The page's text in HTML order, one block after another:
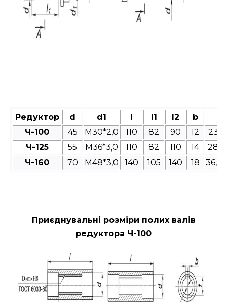
Редуктор d d1 l l1 l2 b
Ч-100
45 M30*2,0 110 82 90 12
Ч-125
55 М36*3,0 110 82 110 14
Ч-160
70 М48*3,0 140 105 140 18
Приєднувальні розміри полих валів
редуктора Ч-100